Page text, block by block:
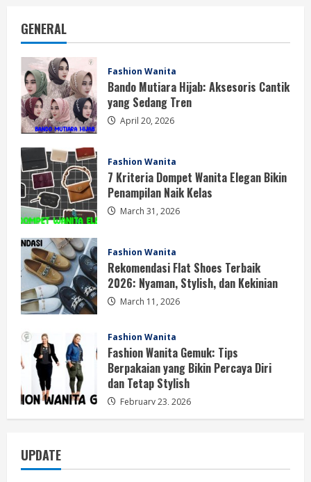
GENERAL
Fashion Wanita
Bando Mutiara Hijab: Aksesoris Cantik
yang Sedang Tren
April 20, 2026
Fashion Wanita
7 Kriteria Dompet Wanita Elegan Bikin
Penampilan Naik Kelas
March 31, 2026
Fashion Wanita
Rekomendasi Flat Shoes Terbaik
2026: Nyaman, Stylish, dan Kekinian
March 11, 2026
Fashion Wanita
Fashion Wanita Gemuk: Tips
Berpakaian yang Bikin Percaya Diri
dan Tetap Stylish
February 23, 2026
UPDATE